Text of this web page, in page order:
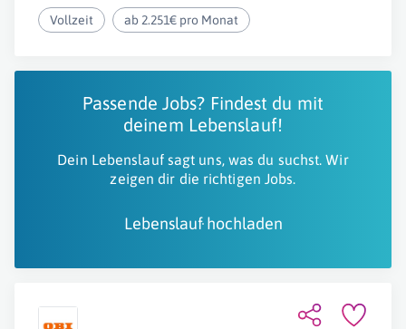
Vollzeit ab 2.251€ pro Monat
Passende Jobs? Findest du mit
deinem Lebenslauf!
Dein Lebenslauf sagt uns, was du suchst. Wir
zeigen dir die richtigen Jobs.
Lebenslauf hochladen